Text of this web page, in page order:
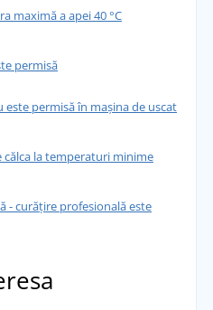
maximă a apei 40 °C
permisă
este permisă în mașina de uscat
călca la temperaturi minime
- curățire profesională este